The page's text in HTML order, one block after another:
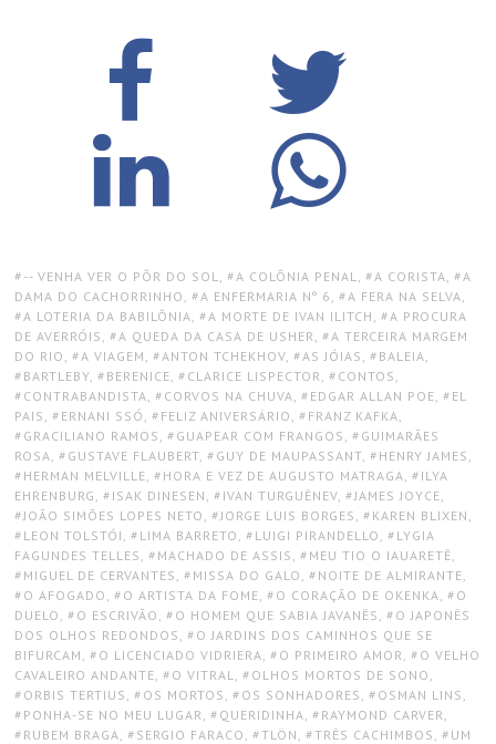
TAGS:
-- VENHA VER O PÔR DO SOL, A COLÔNIA PENAL, A CORISTA, A
DAMA DO CACHORRINHO , A ENFERMARIA Nº 6 , A FERA NA SELVA,
A LOTERIA DA BABILÔNIA, A MORTE DE IVAN ILITCH , A PROCURA
DE AVERRÓIS , A QUEDA DA CASA DE USHER, A TERCEIRA MARGEM
DO RIO , A VIAGEM , ANTON TCHEKHOV, AS JÓIAS , BALEIA,
BARTLEBY, BERENICE, CLARICE LISPECTOR, CONTOS ,
CONTRABANDISTA, CORVOS NA CHUVA, EDGAR ALLAN POE, EL
PAIS , ERNANI SSÓ , FELIZ ANIVERSÁRIO , FRANZ KAFKA,
GRACILIANO RAMOS , GUAPEAR COM FRANGOS , GUIMARÃES
ROSA, GUSTAVE FLAUBERT, GUY DE MAUPASSANT, HENRY JAMES ,
HERMAN MELVILLE, HORA E VEZ DE AUGUSTO MATRAGA, ILYA
EHRENBURG , ISAK DINESEN , IVAN TURGUÊNEV, JAMES JOYCE,
JOÃO SIMÕES LOPES NETO , JORGE LUIS BORGES , KAREN BLIXEN ,
LEON TOLSTÓI , LIMA BARRETO , LUIGI PIRANDELLO , LYGIA
FAGUNDES TELLES , MACHADO DE ASSIS , MEU TIO O IAUARETÊ,
MIGUEL DE CERVANTES , MISSA DO GALO , NOITE DE ALMIRANTE,
O AFOGADO , O ARTISTA DA FOME, O CORAÇÃO DE OKENKA, O
DUELO , O ESCRIVÃO , O HOMEM QUE SABIA JAVANÊS , O JAPONÊS
DOS OLHOS REDONDOS , O JARDINS DOS CAMINHOS QUE SE
BIFURCAM , O LICENCIADO VIDRIERA, O PRIMEIRO AMOR, O VELHO
CAVALEIRO ANDANTE, O VITRAL, OLHOS MORTOS DE SONO ,
ORBIS TERTIUS , OS MORTOS , OS SONHADORES , OSMAN LINS ,
PONHA-SE NO MEU LUGAR, QUERIDINHA, RAYMOND CARVER,
RUBEM BRAGA, SERGIO FARACO , TLÖN , TRÊS CACHIMBOS , UM